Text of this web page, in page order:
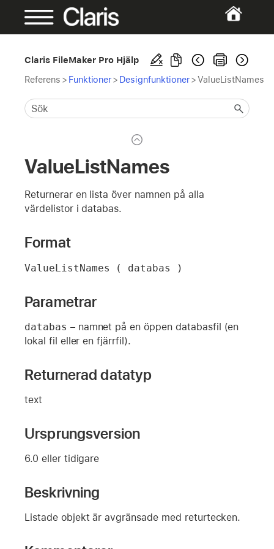
Claris FileMaker Pro Hjälp
Referens > Funktioner> Designfunktioner>ValueListNames
ValueListNames
Returnerar en lista över namnen på alla
värdelistor i databas.
Format
ValueListNames ( databas )
Parametrar
databas – namnet på en öppen databasfil (en
lokal fil eller en fjärrfil).
Returnerad datatyp
text
Ursprungsversion
6.0 eller tidigare
Beskrivning
Listade objekt är avgränsade med returtecken.